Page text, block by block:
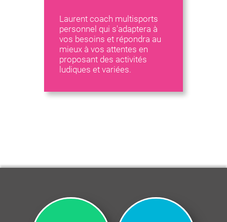
Laurent coach multisports
personnel qui s'adaptera à
vos besoins et répondra au
mieux à vos attentes en
proposant des activités
ludiques et variées.